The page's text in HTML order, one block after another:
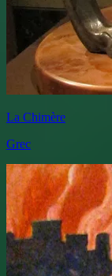
La Chimère
Grec